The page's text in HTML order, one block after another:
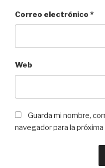
Correo electrónico *
Web
Guarda mi nombre,
navegador para la